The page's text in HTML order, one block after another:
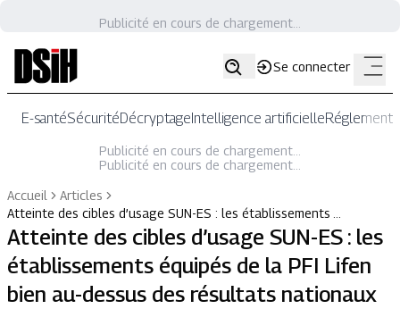
Publicité en cours de chargement...
Se connecter
E-santéSécuritéDécryptageIntelligence artificielle
Publicité en cours de chargement...
Publicité en cours de chargement...
Accueil
Articles
Atteinte des cibles d’usage SUN-ES : les établissements …
Atteinte des cibles d’usage SUN-ES : les
établissements équipés de la PFI Lifen
bien au-dessus des résultats nationaux